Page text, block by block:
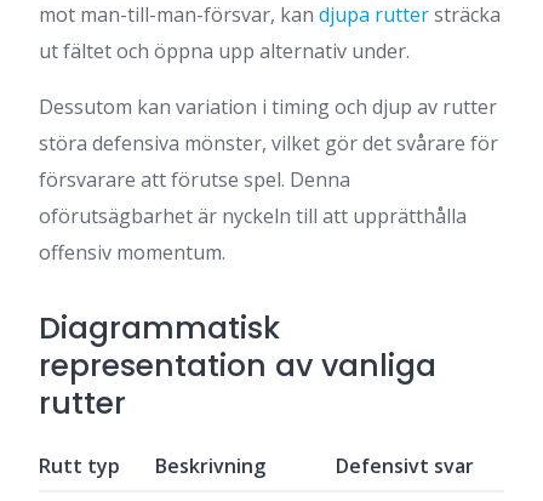
mot man-till-man-försvar, kan djupa ruttersträcka
ut fältet och öppna upp alternativ under.
Dessutom kan variation i timing och djup av rutter
störa defensiva mönster, vilket gör det svårare för
försvarare att förutse spel. Denna
oförutsägbarhet är nyckeln till att upprätthålla
offensiv momentum.
Diagrammatisk
representation av vanliga
rutter
Rutt typ Beskrivning
Defensivt svar